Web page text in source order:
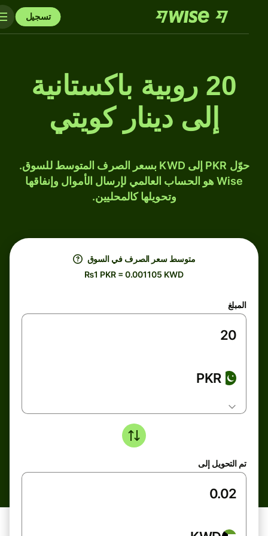
تسجيل
20 روبية باكستانية
إلى دينار كويتي
حوّل PKR إلى KWD بسعر الصرف المتوسط للسوق.
Wise هو الحساب العالمي لإرسال الأموال وإنفاقها
وتحويلها كالمحليين.
متوسط ​​سعر الصرف في السوق
₨1 PKR = 0.001105 KWD
المبلغ
PKR
تم التحويل إلى